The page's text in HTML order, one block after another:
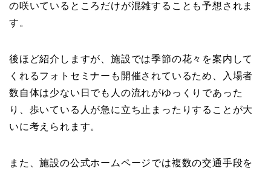
の咲いているところだけが混雑することも予想されま
す。
後ほど紹介しますが、施設では季節の花々を案内して
くれるフォトセミナーも開催されているため、入場者
数自体は少ない日でも人の流れがゆっくりであった
り、歩いている人が急に立ち止まったりすることが大
いに考えられます。
また、施設の公式ホームページでは複数の交通手段を